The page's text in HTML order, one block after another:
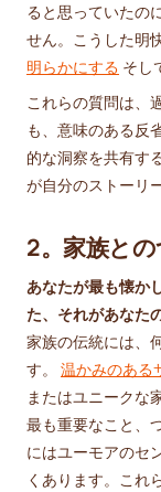
ると思っていたの
せん。こうした明
明らかにする そし
これらの質問は、
も、意味のある反
的な洞察を共有す
が自分のストーリ
2。家族と
あなたが最も懐か
た、それがあなた
家族の伝統には、
す。 温かみのある
またはユニークな
最も重要なこと、
にはユーモアのセ
くあります。これ